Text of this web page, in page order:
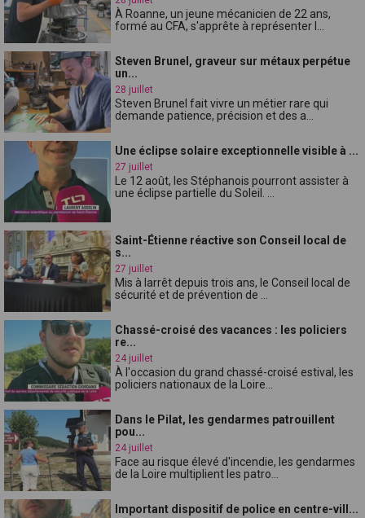
À Roanne, un jeune mécanicien de 22 ans,
formé au CFA, s'apprête à représenter l...
Steven Brunel, graveur sur métaux perpétue
un...
28 juillet
Steven Brunel fait vivre un métier rare qui
demande patience, précision et des a...
Une éclipse solaire exceptionnelle visible à ...
27 juillet
Le 12 août, les Stéphanois pourront assister à
une éclipse partielle du Soleil. ...
Saint-Étienne réactive son Conseil local de
s...
27 juillet
Mis à larrêt depuis trois ans, le Conseil local de
sécurité et de prévention de ...
Chassé-croisé des vacances : les policiers
re...
24 juillet
À l'occasion du grand chassé-croisé estival, les
policiers nationaux de la Loire...
Dans le Pilat, les gendarmes patrouillent
pou...
24 juillet
Face au risque élevé d'incendie, les gendarmes
de la Loire multiplient les patro...
Important dispositif de police en centre-vill...